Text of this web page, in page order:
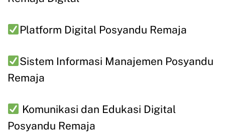
Platform Digital Posyandu Remaja
Sistem Informasi Manajemen Posyandu
Remaja
Komunikasi dan Edukasi Digital
Posyandu Remaja